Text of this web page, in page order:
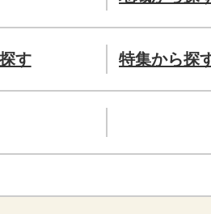
す 特集から探